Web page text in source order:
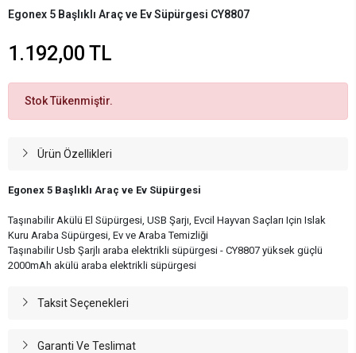
Egonex ​​5 Başlıklı Araç ve Ev Süpürgesi CY8807
1.192,00 TL
Stok Tükenmiştir.
Ürün Özellikleri
Egonex ​​5 Başlıklı Araç ve Ev Süpürgesi
Taşınabilir Akülü El Süpürgesi, USB Şarjı, Evcil Hayvan Saçları Için Islak
Kuru Araba Süpürgesi, Ev ve Araba Temizliği
Taşınabilir Usb Şarjlı araba elektrikli süpürgesi - CY8807 yüksek güçlü
2000mAh akülü araba elektrikli süpürgesi
Taksit Seçenekleri
Garanti Ve Teslimat